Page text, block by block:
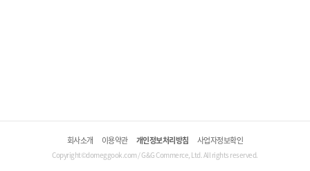
회사소개 이용약관 개인정보처리방침 사업자정보확인
Copyright©domeggook.com / G&G Commerce, Ltd. All rights reserved.